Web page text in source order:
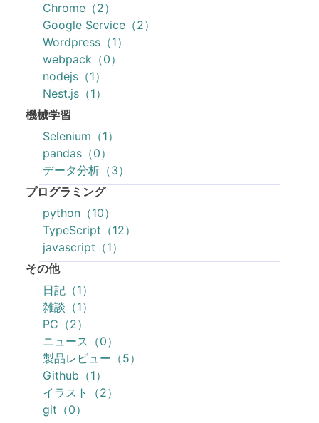
Chrome（2）
Google Service（2）
Wordpress（1）
webpack（0）
nodejs（1）
Nest.js（1）
機械学習
Selenium（1）
pandas（0）
データ分析（3）
プログラミング
python（10）
TypeScript（12）
javascript（1）
その他
日記（1）
雑談（1）
PC（2）
ニュース（0）
製品レビュー（5）
Github（1）
イラスト（2）
git（0）